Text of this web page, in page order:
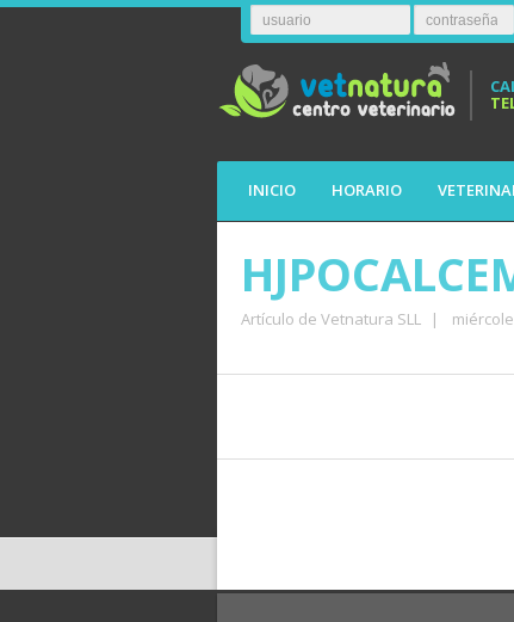
INICIO HORARIO
Artículo de Vetnatura SLL |